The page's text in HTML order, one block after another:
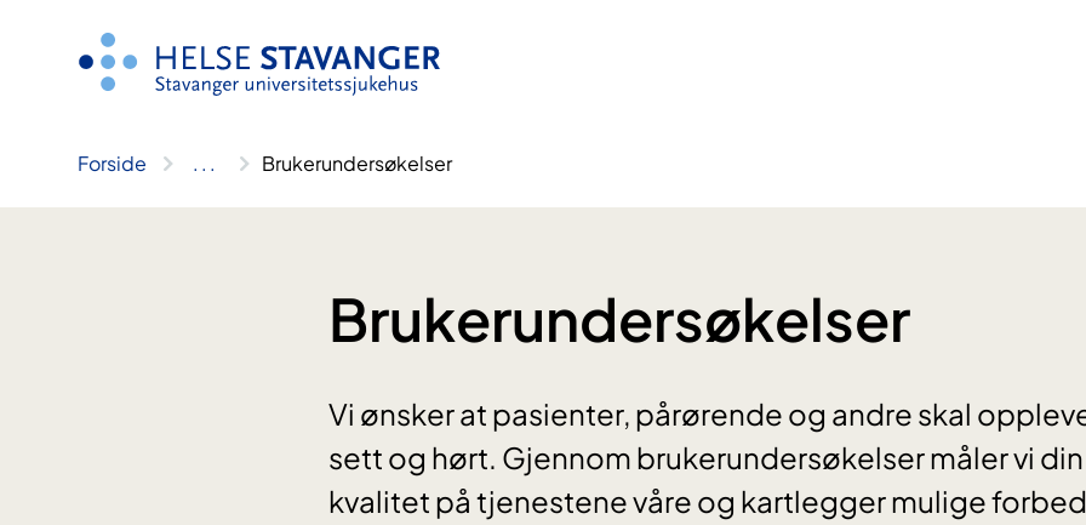
Forside .. . Brukerundersøkelser
Brukerundersøkelser
Vi ønsker at pasienter, pårørende og andre skal
sett og hørt. Gjennom brukerundersøkelser måler vi
kvalitet på tjenestene våre og kartlegger mulige